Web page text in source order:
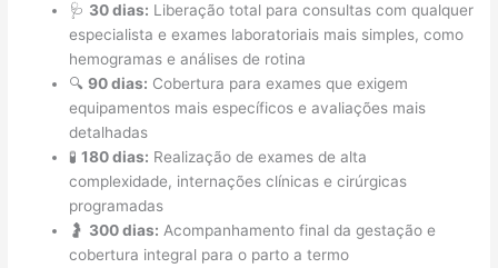
🩺 30 dias: Liberação total para consultas com qualquer
especialista e exames laboratoriais mais simples, como
hemogramas e análises de rotina
🔍90 dias: Cobertura para exames que exigem
equipamentos mais específicos e avaliações mais
detalhadas
🧪180 dias: Realização de exames de alta
complexidade, internações clínicas e cirúrgicas
programadas
🤰 300 dias: Acompanhamento final da gestação e
cobertura integral para o parto a termo